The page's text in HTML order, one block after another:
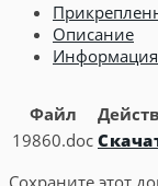
Описание
Информация
Файл
19860.doc
Сохраните этот